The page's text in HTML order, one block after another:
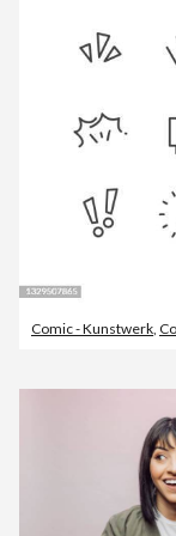
Comic - Kunstwerk